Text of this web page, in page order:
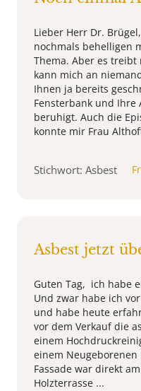
Lieber Herr Dr.
nochmals behelligen
Thema. Aber es
kann mich an
Ihnen ja bereits
Fensterbank und
beruhigt. Auch die
konnte mir Frau
Stichwort: Asbest
Asbest jetzt
Guten Tag, ich habe
Und zwar habe ich
und habe heute
vor dem Verkauf die
einem
einem Neugeborenen
Fassade war direkt
Holzterrasse ...